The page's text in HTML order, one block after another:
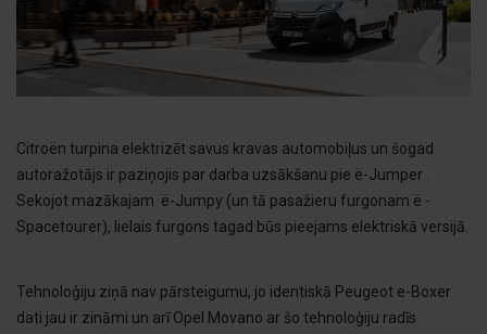
Citroën turpina elektrizēt savus kravas automobiļus un šogad
autoražotājs ir paziņojis par darba uzsākšanu pie ë-Jumper .
Sekojot mazākajam ë-Jumpy (un tā pasažieru furgonam ë -
Spacetourer), lielais furgons tagad būs pieejams elektriskā versijā.
Tehnoloģiju ziņā nav pārsteigumu, jo identiskā Peugeot e-Boxer
dati jau ir zināmi un arī Opel Movano ar šo tehnoloģiju radīs